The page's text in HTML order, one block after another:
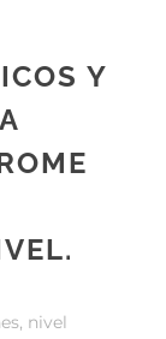
Y
, nivel